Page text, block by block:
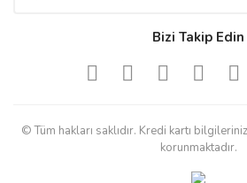
Bizi Takip Edin
© Tüm hakları saklıdır. Kredi kartı
korunmaktadır.